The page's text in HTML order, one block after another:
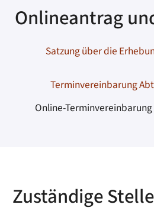
Onlineantrag
Satzung über die
Terminvereinbarung
Online-
Zuständige Stelle